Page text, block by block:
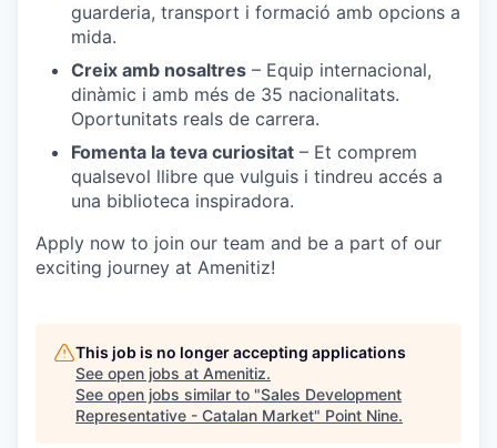
guarderia, transport i formació amb opcions a
mida.
Creix amb nosaltres – Equip internacional,
dinàmic i amb més de 35 nacionalitats.
Oportunitats reals de carrera.
Fomenta la teva curiositat – Et comprem
qualsevol llibre que vulguis i tindreu accés a
una biblioteca inspiradora.
Apply now to join our team and be a part of our
exciting journey at Amenitiz!
This job is no longer accepting applications
See open jobs at Amenitiz.
See open jobs similar to "Sales Development
Representative - Catalan Market" Point Nine.